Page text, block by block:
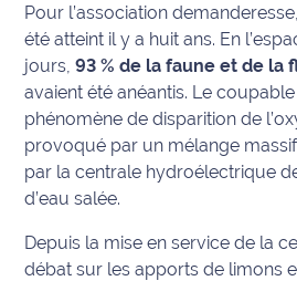
Social
Transport
National
International
Municipales
Pour l’association
été atteint il y a huit ans. En
jours,93 % de la faune et de la
avaient été anéantis. Le coupable
phénomène de disparition de
provoqué par un mélange
par la centrale hydroélectrique
d’eau salée.
Depuis la mise en service de la
débat sur les apports de limons